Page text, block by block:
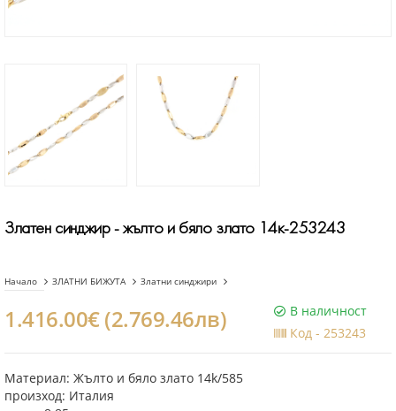
Златен синджир - жълто и бяло злато 14к-253243
Начало ЗЛАТНИ БИЖУТА Златни синджири
1.416.00€ (2.769.46лв)
В наличност
Код -253243
Материал: Жълто и бяло злато 14k/585
произход: Италия